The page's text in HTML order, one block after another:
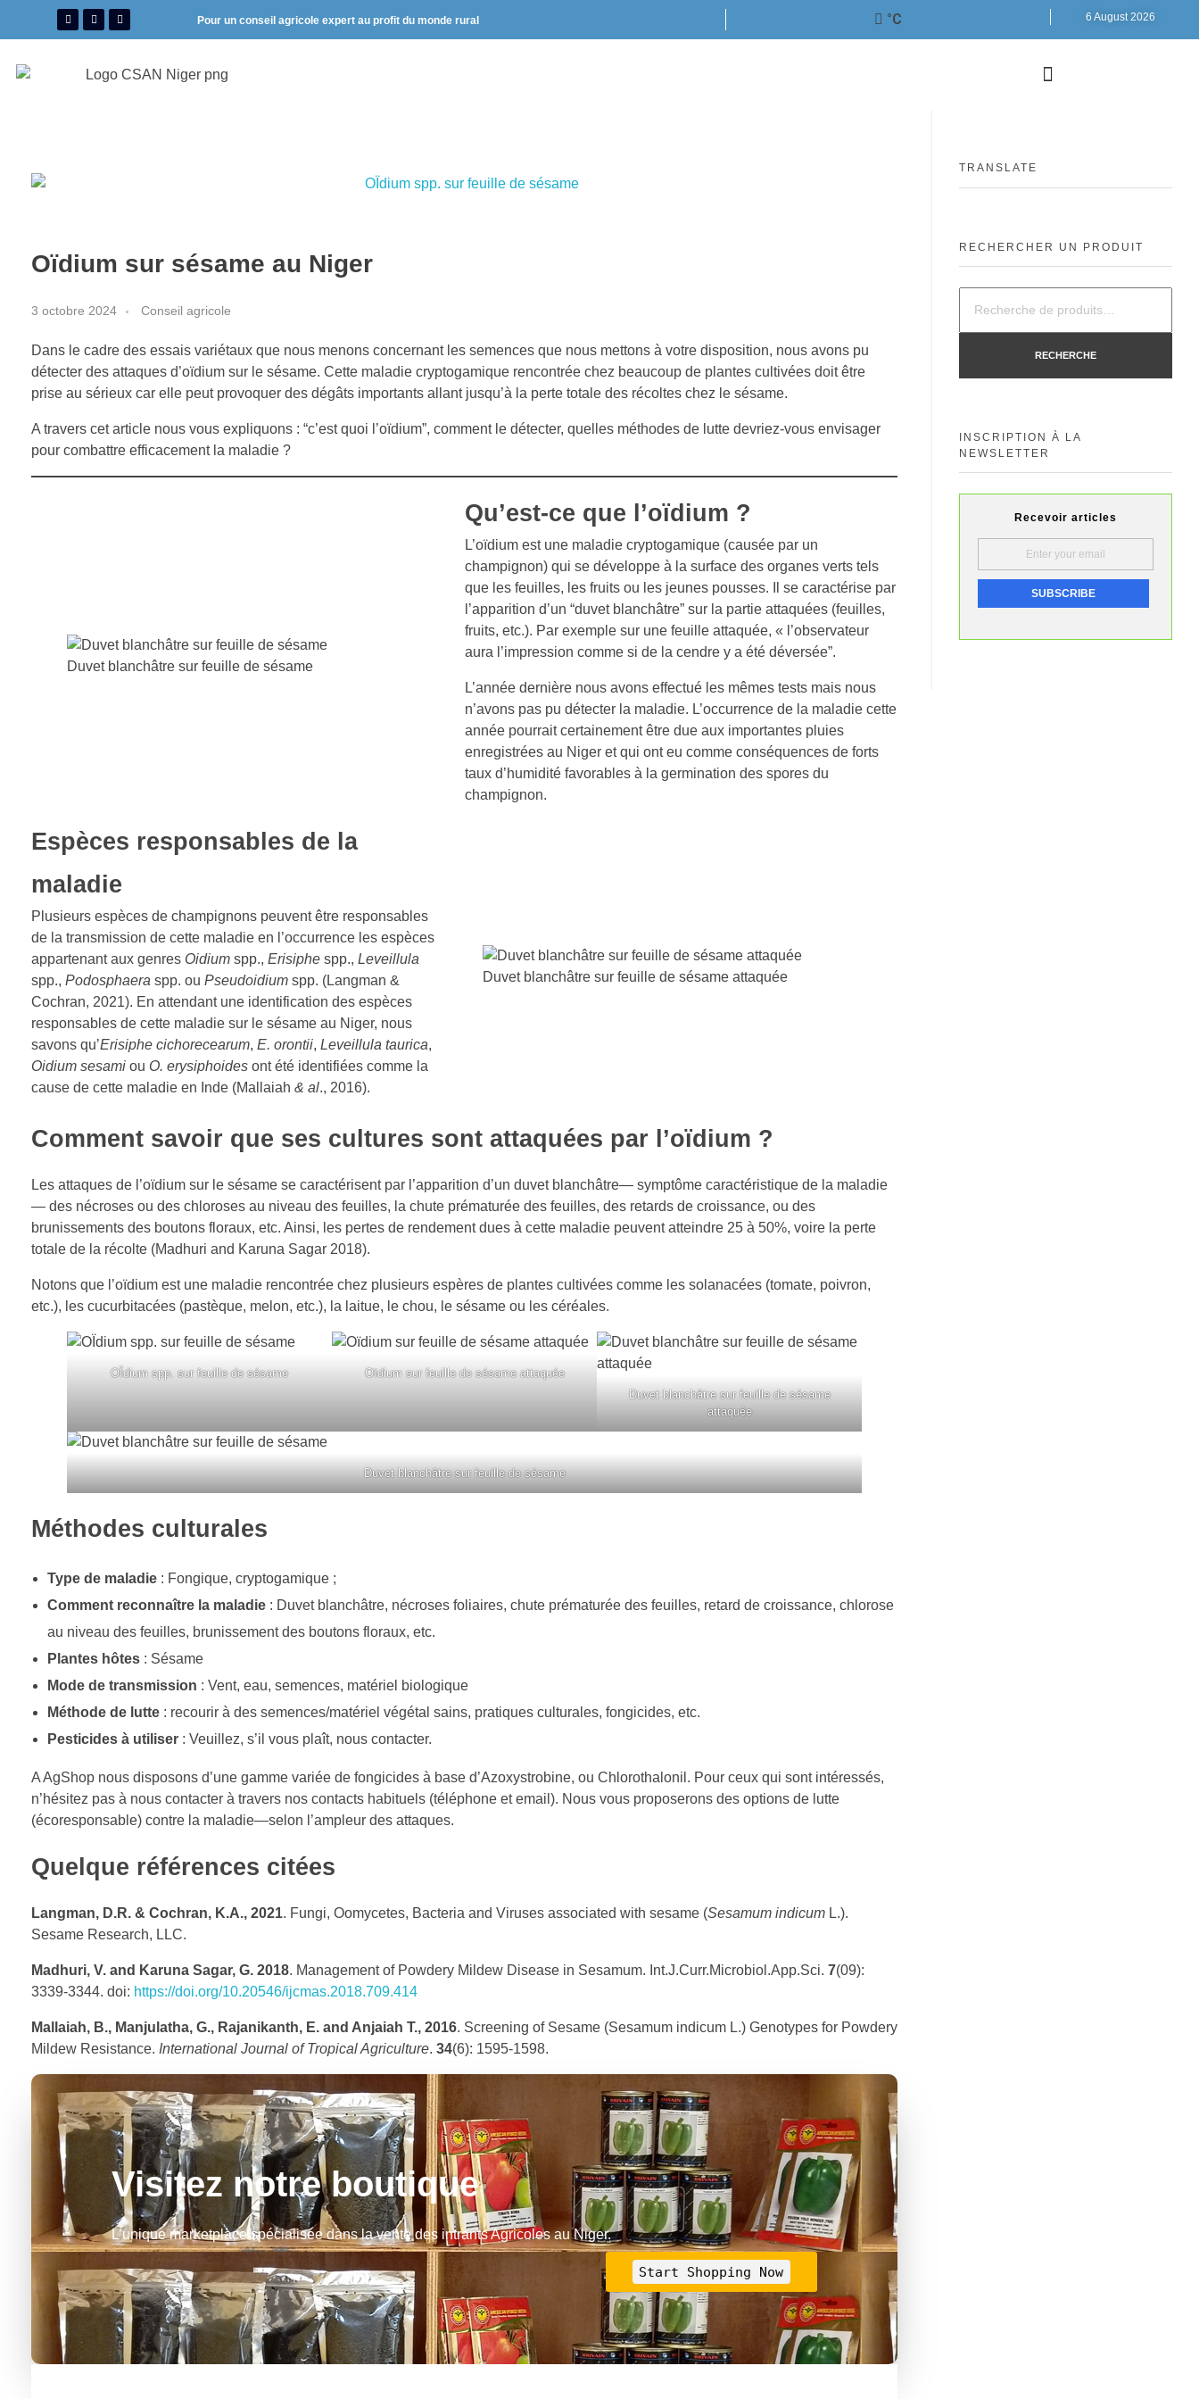
Pour un conseil agricole expert au profit du monde rural °C 6 August 2026
Oïdium sur sésame au Niger
3 octobre 2024 Conseil agricole
Dans le cadre des essais variétaux que nous menons concernant les semences que nous mettons à votre disposition, nous avons pu
détecter des attaques d’oïdium sur le sésame. Cette maladie cryptogamique rencontrée chez beaucoup de plantes cultivées doit être
prise au sérieux car elle peut provoquer des dégâts importants allant jusqu’à la perte totale des récoltes chez le sésame.
A travers cet article nous vous expliquons : “c’est quoi l’oïdium”, comment le détecter, quelles méthodes de lutte devriez-vous envisager
pour combattre efficacement la maladie ?
Duvet blanchâtre sur feuille de sésame
Qu’est-ce que l’oïdium ?
L’oïdium est une maladie cryptogamique (causée par un
champignon) qui se développe à la surface des organes verts tels
que les feuilles, les fruits ou les jeunes pousses. Il se caractérise par
l’apparition d’un “duvet blanchâtre” sur la partie attaquées (feuilles,
fruits, etc.). Par exemple sur une feuille attaquée, « l’observateur
aura l’impression comme si de la cendre y a été déversée”.
L’année dernière nous avons effectué les mêmes tests mais nous
n’avons pas pu détecter la maladie. L’occurrence de la maladie cette
année pourrait certainement être due aux importantes pluies
enregistrées au Niger et qui ont eu comme conséquences de forts
taux d’humidité favorables à la germination des spores du
champignon.
Espèces responsables de la
maladie
Plusieurs espèces de champignons peuvent être responsables
de la transmission de cette maladie en l’occurrence les espèces
appartenant aux genres Oidium spp., Erisiphe spp., Leveillula
spp., Podosphaera spp. ou Pseudoidium spp. (Langman &
Cochran, 2021). En attendant une identification des espèces
responsables de cette maladie sur le sésame au Niger, nous
savons qu’Erisiphe cichorecearum, E. orontii, Leveillula taurica,
Oidium sesami ou O. erysiphoides ont été identifiées comme la
cause de cette maladie en Inde (Mallaiah & al., 2016).
Duvet blanchâtre sur feuille de sésame attaquée
Comment savoir que ses cultures sont attaquées par l’oïdium ?
Les attaques de l’oïdium sur le sésame se caractérisent par l’apparition d’un duvet blanchâtre— symptôme caractéristique de la maladie
— des nécroses ou des chloroses au niveau des feuilles, la chute prématurée des feuilles, des retards de croissance, ou des
brunissements des boutons floraux, etc. Ainsi, les pertes de rendement dues à cette maladie peuvent atteindre 25 à 50%, voire la perte
totale de la récolte (Madhuri and Karuna Sagar 2018).
Notons que l’oïdium est une maladie rencontrée chez plusieurs espères de plantes cultivées comme les solanacées (tomate, poivron,
etc.), les cucurbitacées (pastèque, melon, etc.), la laitue, le chou, le sésame ou les céréales.
OÏdium spp. sur feuille de sésame
Oïdium sur feuille de sésame attaquée
Duvet blanchâtre sur feuille de sésame
attaquée
Duvet blanchâtre sur feuille de sésame
Méthodes culturales
Type de maladie: Fongique, cryptogamique ;
Comment reconnaître la maladie: Duvet blanchâtre, nécroses foliaires, chute prématurée des feuilles, retard de croissance, chlorose
au niveau des feuilles, brunissement des boutons floraux, etc.
Plantes hôtes: Sésame
Mode de transmission : Vent, eau, semences, matériel biologique
Méthode de lutte: recourir à des semences/matériel végétal sains, pratiques culturales, fongicides, etc.
Pesticides à utiliser: Veuillez, s’il vous plaît, nous contacter.
A AgShop nous disposons d’une gamme variée de fongicides à base d’Azoxystrobine, ou Chlorothalonil. Pour ceux qui sont intéressés,
n’hésitez pas à nous contacter à travers nos contacts habituels (téléphone et email). Nous vous proposerons des options de lutte
(écoresponsable) contre la maladie—selon l’ampleur des attaques.
Quelque références citées
Langman, D.R. & Cochran, K.A., 2021. Fungi, Oomycetes, Bacteria and Viruses associated with sesame (Sesamum indicum L.).
Sesame Research, LLC.
Madhuri, V. and Karuna Sagar, G. 2018. Management of Powdery Mildew Disease in Sesamum. Int.J.Curr.Microbiol.App.Sci. 7(09):
3339-3344. doi: https://doi.org/10.20546/ijcmas.2018.709.414
Mallaiah, B., Manjulatha, G., Rajanikanth, E. and Anjaiah T., 2016. Screening of Sesame (Sesamum indicum L.) Genotypes for Powdery
Mildew Resistance. International Journal of Tropical Agriculture. 34(6): 1595-1598.
Visitez notre boutique
L’unique marketplace spécialisée dans la vente des intrants Agricoles au Niger.
Start Shopping Now
TRANSLATE
RECHERCHER UN PRODUIT
RECHERCHE
INSCRIPTION À LA
NEWSLETTER
Recevoir articles